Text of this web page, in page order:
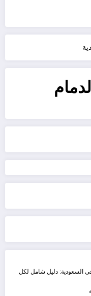
السعودية: دليل شامل لكل